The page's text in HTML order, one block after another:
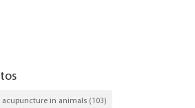
acupuncture in animals(103)